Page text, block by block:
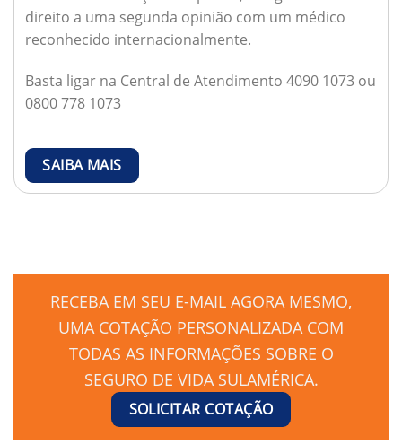
direito a uma segunda opinião com um médico
reconhecido internacionalmente.
Basta ligar na Central de Atendimento 4090 1073 ou
0800 778 1073
SAIBA MAIS
RECEBA EM SEU E-MAIL AGORA MESMO,
UMA COTAÇÃO PERSONALIZADA COM
TODAS AS INFORMAÇÕES SOBRE O
SEGURO DE VIDA SULAMÉRICA.
SOLICITAR COTAÇÃO